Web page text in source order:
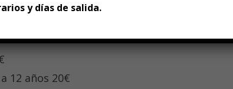
12 años 20€
y días de salida.